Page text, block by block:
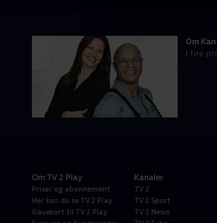
Om
I fire
Om TV 2 Play
Priser og abonnement
Her kan du se TV 2 Play
Gavekort til TV 2 Play
Kanaler
TV 2
TV 2 Sport
TV 2 News